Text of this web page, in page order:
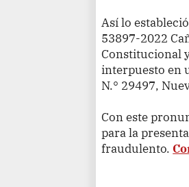
Así lo
53897-2022
Constitucional
interpuesto en
N.° 29497,
Con este
para la
fraudulento.